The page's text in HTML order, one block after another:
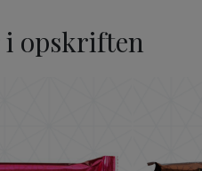
opskriften